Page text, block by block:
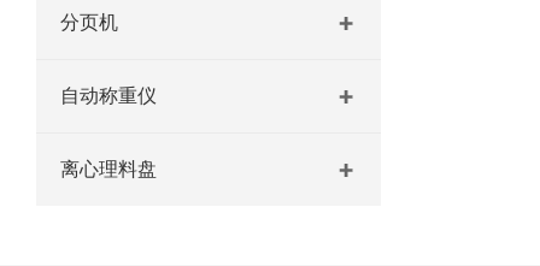
分页机
自动称重仪
离心理料盘